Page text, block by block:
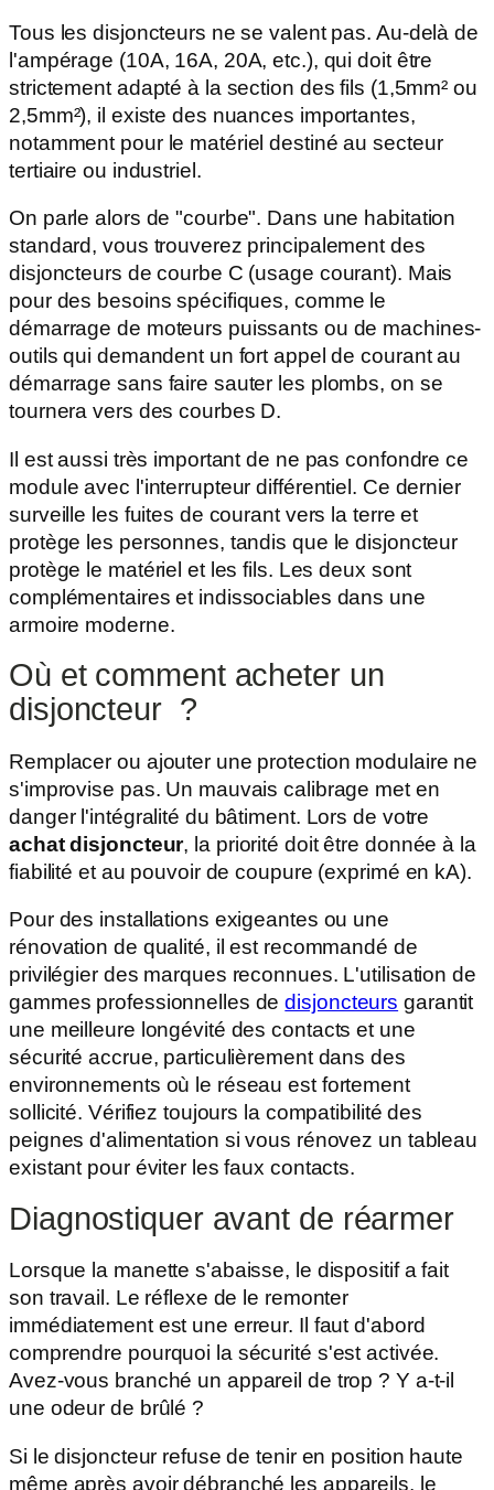
Tous les disjoncteurs ne se valent pas. Au-delà de
l'ampérage (10A, 16A, 20A, etc.), qui doit être
strictement adapté à la section des fils (1,5mm² ou
2,5mm²), il existe des nuances importantes,
notamment pour le matériel destiné au secteur
tertiaire ou industriel.
On parle alors de "courbe". Dans une habitation
standard, vous trouverez principalement des
disjoncteurs de courbe C (usage courant). Mais
pour des besoins spécifiques, comme le
démarrage de moteurs puissants ou de machines-
outils qui demandent un fort appel de courant au
démarrage sans faire sauter les plombs, on se
tournera vers des courbes D.
Il est aussi très important de ne pas confondre ce
module avec l'interrupteur différentiel. Ce dernier
surveille les fuites de courant vers la terre et
protège les personnes, tandis que le disjoncteur
protège le matériel et les fils. Les deux sont
complémentaires et indissociables dans une
armoire moderne.
Où et comment acheter un
disjoncteur ?
Remplacer ou ajouter une protection modulaire ne
s'improvise pas. Un mauvais calibrage met en
danger l'intégralité du bâtiment. Lors de votre
achat disjoncteur, la priorité doit être donnée à la
fiabilité et au pouvoir de coupure (exprimé en kA).
Pour des installations exigeantes ou une
rénovation de qualité, il est recommandé de
privilégier des marques reconnues. L'utilisation de
gammes professionnelles dedisjoncteurs garantit
une meilleure longévité des contacts et une
sécurité accrue, particulièrement dans des
environnements où le réseau est fortement
sollicité. Vérifiez toujours la compatibilité des
peignes d'alimentation si vous rénovez un tableau
existant pour éviter les faux contacts.
Diagnostiquer avant de réarmer
Lorsque la manette s'abaisse, le dispositif a fait
son travail. Le réflexe de le remonter
immédiatement est une erreur. Il faut d'abord
comprendre pourquoi la sécurité s'est activée.
Avez-vous branché un appareil de trop ? Y a-t-il
une odeur de brûlé ?
Si le disjoncteur refuse de tenir en position haute
même après avoir débranché les appareils, le